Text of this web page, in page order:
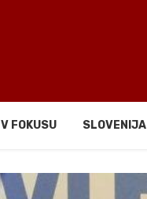
V FOKUSU SLOVENIJA